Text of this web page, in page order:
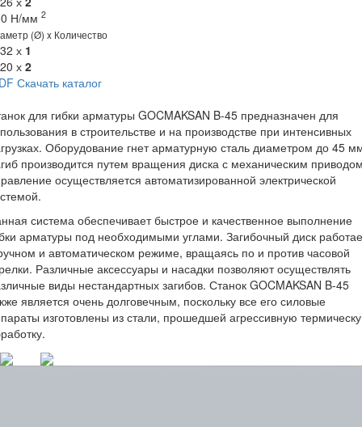
Н/мм 2
(Ø) x Количество
х 1
х 2
Скачать каталог
для гибки арматуры GOCMAKSAN B-45 предназначен для
в строительстве и на производстве при интенсивных
Оборудование гнет арматурную сталь диаметром до 45
производится путем вращения диска с механическим
осуществляется автоматизированной электрической
система обеспечивает быстрое и качественное выполнение
арматуры под необходимыми углами. Загибочный диск
и автоматическом режиме, вращаясь по и против часовой
Различные аксессуары и насадки позволяют осуществлять
виды нестандартных загибов. Станок GOCMAKSAN B-45
является очень долговечным, поскольку все его силовые
изготовлены из стали, прошедшей агрессивную